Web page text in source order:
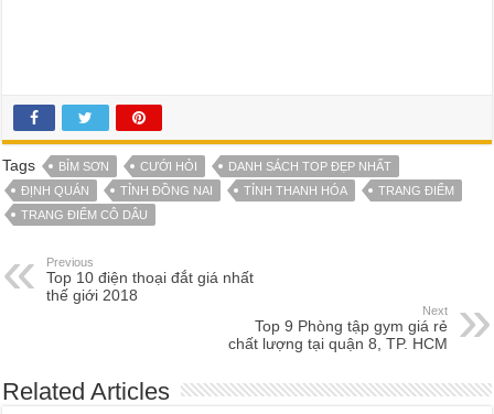
Tags BỈM SƠN CƯỚI HỎI
DANH SÁCH TOP ĐẸP NHẤT
ĐỊNH QUÁN
TỈNH ĐỒNG NAI TỈNH THANH HÓA
TRANG ĐIỂM
TRANG ĐIỂM CÔ DÂU
Previous
Top 10 điện thoại đắt giá nhất
thế giới 2018
Next
Top 9 Phòng tập gym giá rẻ
chất lượng tại quận 8, TP. HCM
Related Articles